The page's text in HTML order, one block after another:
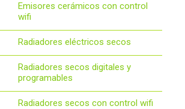
Emisores cerámicos con control
wifi
Radiadores eléctricos secos
Radiadores secos digitales y
programables
Radiadores secos con control wifi